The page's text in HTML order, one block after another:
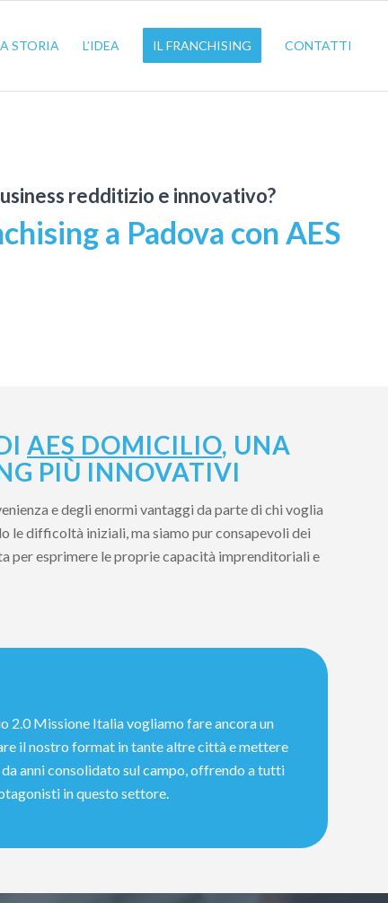
STORIA L’IDEA IL FRANCHISING CONTATTI
redditizio e innovativo?
a Padova con AES
AES DOMICILIO, UNA
PIÙ INNOVATIVI
e degli enormi vantaggi da parte di chi voglia
le difficoltà iniziali, ma siamo pur consapevoli dei
per esprimere le proprie capacità imprenditoriali e
2.0 Missione Italia vogliamo fare ancora un
il nostro format in tante altre città e mettere
anni consolidato sul campo, offrendo a tutti
in questo settore.